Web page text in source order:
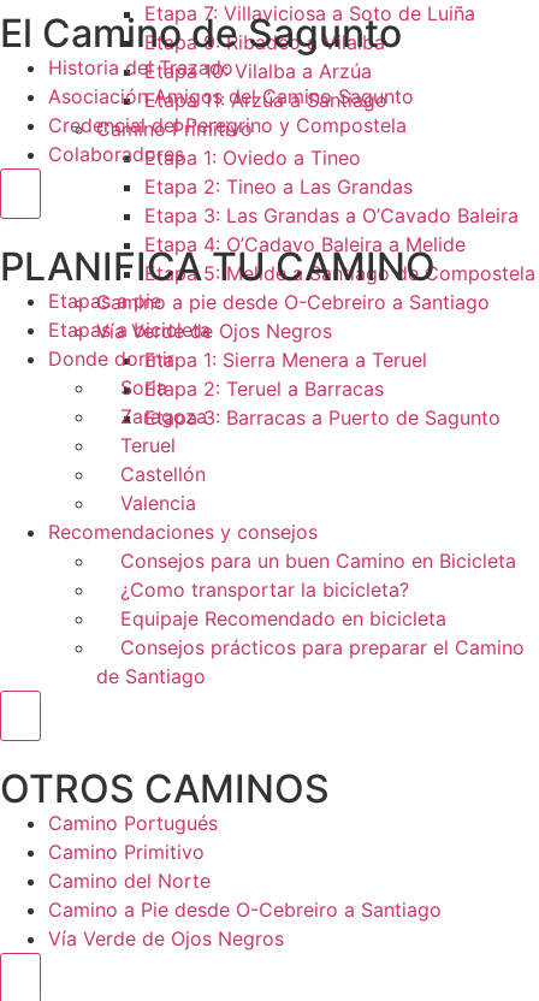
Etapa 7: Villaviciosa a Soto de Luiña
Etapa 9: Ribadeo a Vilalba
Etapa 10: Vilalba a Arzúa
Etapa 11: Arzúa a Santiago
Camino Primitivo
Etapa 1: Oviedo a Tineo
Etapa 2: Tineo a Las Grandas
Etapa 3: Las Grandas a O’Cavado Baleira
Etapa 4: O’Cadavo Baleira a Melide
Etapa 5: Melide a Santiago de Compostela
Camino a pie desde O-Cebreiro a Santiago
Vía Verde de Ojos Negros
Etapa 1: Sierra Menera a Teruel
Etapa 2: Teruel a Barracas
Etapa 3: Barracas a Puerto de Sagunto
El Camino de Sagunto
Historia del Trazado
Asociación Amigos del Camino Sagunto
Credencial del Peregrino y Compostela
Colaboradores
Menú conmutador hamburguesa
PLANIFICA TU CAMINO
Etapas a pie
Etapas a bicicleta
Donde dormir
Soria
Zaragoza
Teruel
Castellón
Valencia
Recomendaciones y consejos
Consejos para un buen Camino en Bicicleta
¿Como transportar la bicicleta?
Equipaje Recomendado en bicicleta
Consejos prácticos para preparar el Camino
de Santiago
OTROS CAMINOS
Camino Portugués
Camino Primitivo
Camino del Norte
Camino a Pie desde O-Cebreiro a Santiago
Vía Verde de Ojos Negros